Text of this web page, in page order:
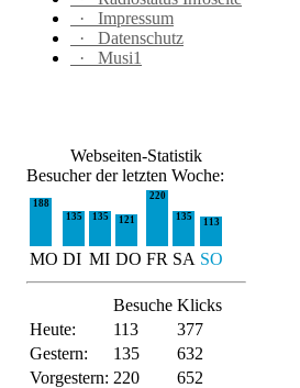
·
Impressum
·
Datenschutz
·
Musi1
Webseiten-Statistik
Besucher der letzten Woche:
188
135
135 121
220
135
113
MO DI MI DO FR SA SO
Besuche Klicks
Heute:
113
377
Gestern:
135
632
Vorgestern: 220 652